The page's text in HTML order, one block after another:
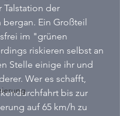
Talstation der
bergan. Ein Großteil
im "grünen
riskieren selbst an
Stelle einige ihr und
Wer es schafft,
bis zur
auf 65 km/h zu